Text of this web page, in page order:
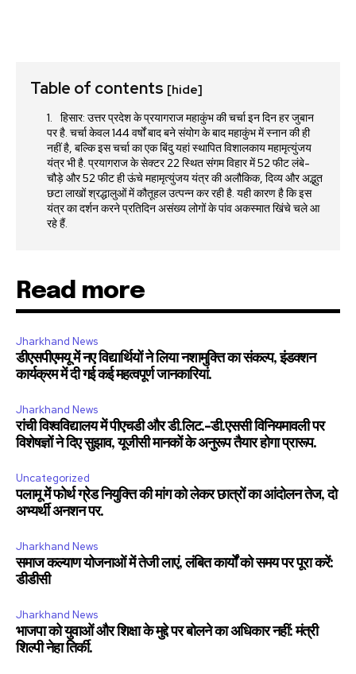
Table of contents [hide]
हिसार: उत्तर प्रदेश के प्रयागराज महाकुंभ की चर्चा इन दिन हर जुबान
पर है. चर्चा केवल 144 वर्षों बाद बने संयोग के बाद महाकुंभ में स्नान की ही
नहीं है, बल्कि इस चर्चा का एक बिंदु यहां स्थापित विशालकाय महामृत्युंजय
यंत्र भी है. प्रयागराज के सेक्टर 22 स्थित संगम विहार में 52 फीट लंबे-
चौड़े और 52 फीट ही ऊंचे महामृत्युंजय यंत्र की अलौकिक, दिव्य और अद्भुत
छटा लाखों श्रद्धालुओं में कौतूहल उत्पन्न कर रही है. यही कारण है कि इस
यंत्र का दर्शन करने प्रतिदिन असंख्य लोगों के पांव अकस्मात खिंचे चले आ
रहे हैं.
Read more
Jharkhand News
डीएसपीएमयू में नए विद्यार्थियों ने लिया नशामुक्ति का संकल्प, इंडक्शन
कार्यक्रम में दी गई कई महत्वपूर्ण जानकारियां.
Jharkhand News
रांची विश्वविद्यालय में पीएचडी और डी.लिट.-डी.एससी विनियमावली पर
विशेषज्ञों ने दिए सुझाव, यूजीसी मानकों के अनुरूप तैयार होगा प्रारूप.
Uncategorized
पलामू में फोर्थ ग्रेड नियुक्ति की मांग को लेकर छात्रों का आंदोलन तेज, दो
अभ्यर्थी अनशन पर.
Jharkhand News
समाज कल्याण योजनाओं में तेजी लाएं, लंबित कार्यों को समय पर पूरा करें:
डीडीसी
Jharkhand News
भाजपा को युवाओं और शिक्षा के मुद्दे पर बोलने का अधिकार नहीं: मंत्री
शिल्पी नेहा तिर्की.